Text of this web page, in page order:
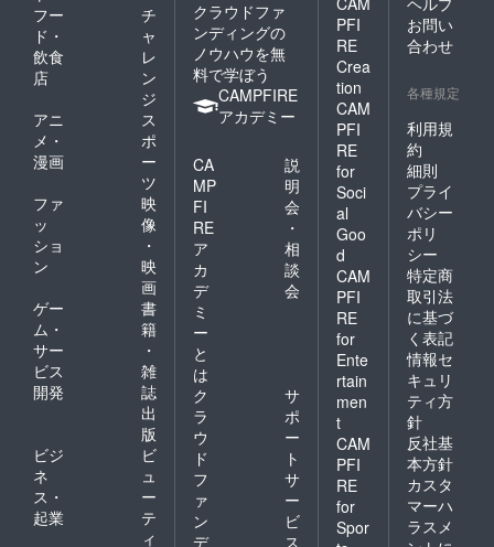
フー
ド・
飲食
店
チ
ャ
レ
ン
ジ
アニ
メ・
漫画
ス
ポ
ー
ツ
ファ
ッ
ショ
ン
映
像
・
映
画
ゲー
ム・
サー
ビス
開発
書
籍
・
雑
誌
出
版
ビジ
ネ
ス・
起業
ビ
ュ
ー
テ
ィ
クラウドファ
ンディングの
ノウハウを無
料で学ぼう
CAMPFIRE
アカデミー
CA
MP
FI
RE
ア
カ
デ
ミ
ー
と
は
説
明
会
・
相
談
会
ク
ラ
ウ
ド
フ
ァ
ン
デ
サ
ポ
ー
ト
サ
ー
ビ
ス
PFI
RE
Crea
tion
CAM
PFI
RE
for
Soci
al
Goo
d
CAM
PFI
RE
for
Ente
rtain
men
t
CAM
PFI
RE
for
Spor
お問い
合わせ
各種規定
利用規
約
細則
プライ
バシー
ポリ
シー
特定商
取引法
に基づ
く表記
情報セ
キュリ
ティ方
針
反社基
本方針
カスタ
マーハ
ラスメ